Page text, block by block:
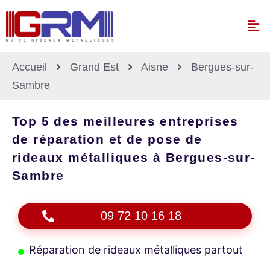
Accueil Grand Est Aisne
Bergues-sur-
Sambre
Top 5 des meilleures entreprises
de réparation et de pose de
rideaux métalliques à Bergues-sur-
Sambre
09 72 10 16 18
Réparation de rideaux métalliques partout